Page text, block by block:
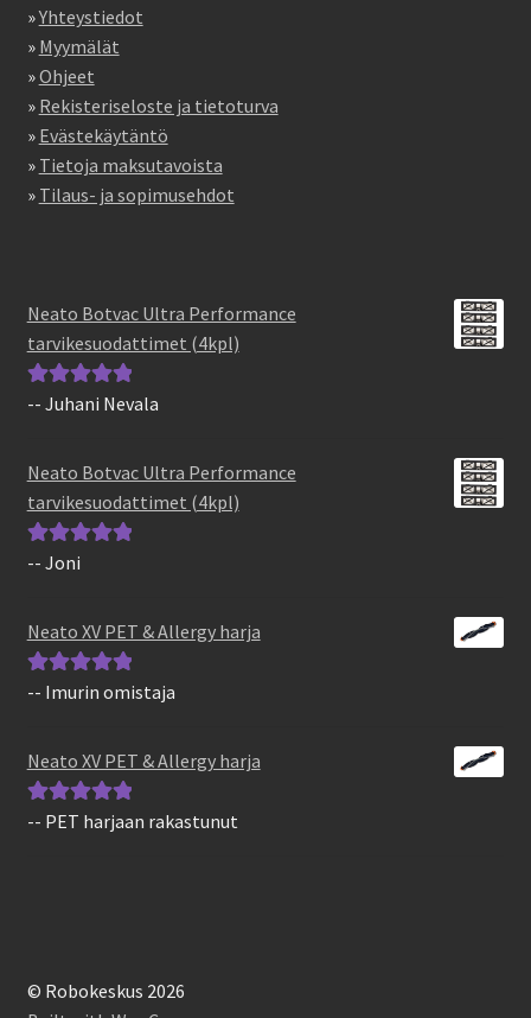
»Yhteystiedot
» Myymälät
»Ohjeet
» Rekisteriseloste ja tietoturva
» Evästekäytäntö
» Tietoja maksutavoista
» Tilaus- ja sopimusehdot
Neato Botvac Ultra Performance
tarvikesuodattimet (4kpl)
Arvostelu
-- Juhani Nevala
Neato Botvac Ultra Performance
tarvikesuodattimet (4kpl)
Arvostelu
-- Joni
Neato XV PET & Allergy harja
Arvostelu
-- Imurin omistaja
Neato XV PET & Allergy harja
Arvostelu
-- PET harjaan rakastunut
© Robokeskus 2026